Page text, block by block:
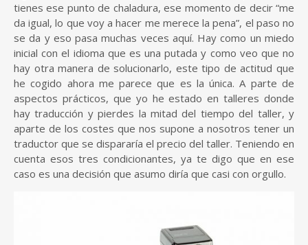
tienes ese punto de chaladura, ese momento de decir “me
da igual, lo que voy a hacer me merece la pena”, el paso no
se da y eso pasa muchas veces aquí. Hay como un miedo
inicial con el idioma que es una putada y como veo que no
hay otra manera de solucionarlo, este tipo de actitud que
he cogido ahora me parece que es la única. A parte de
aspectos prácticos, que yo he estado en talleres donde
hay traducción y pierdes la mitad del tiempo del taller, y
aparte de los costes que nos supone a nosotros tener un
traductor que se dispararía el precio del taller. Teniendo en
cuenta esos tres condicionantes, ya te digo que en ese
caso es una decisión que asumo diría que casi con orgullo.